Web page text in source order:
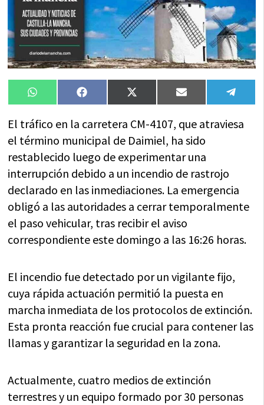
Compartir
en
WhatsAppCompartir
en
FacebookCompartir
en
X
(Twitter)
Compartir
en
Email
en
El tráfico en la carretera CM-4107, que atraviesa
el término municipal de Daimiel, ha sido
restablecido luego de experimentar una
interrupción debido a un incendio de rastrojo
declarado en las inmediaciones. La emergencia
obligó a las autoridades a cerrar temporalmente
el paso vehicular, tras recibir el aviso
correspondiente este domingo a las 16:26 horas.
El incendio fue detectado por un vigilante fijo,
cuya rápida actuación permitió la puesta en
marcha inmediata de los protocolos de extinción.
Esta pronta reacción fue crucial para contener las
llamas y garantizar la seguridad en la zona.
Actualmente, cuatro medios de extinción
terrestres y un equipo formado por 30 personas